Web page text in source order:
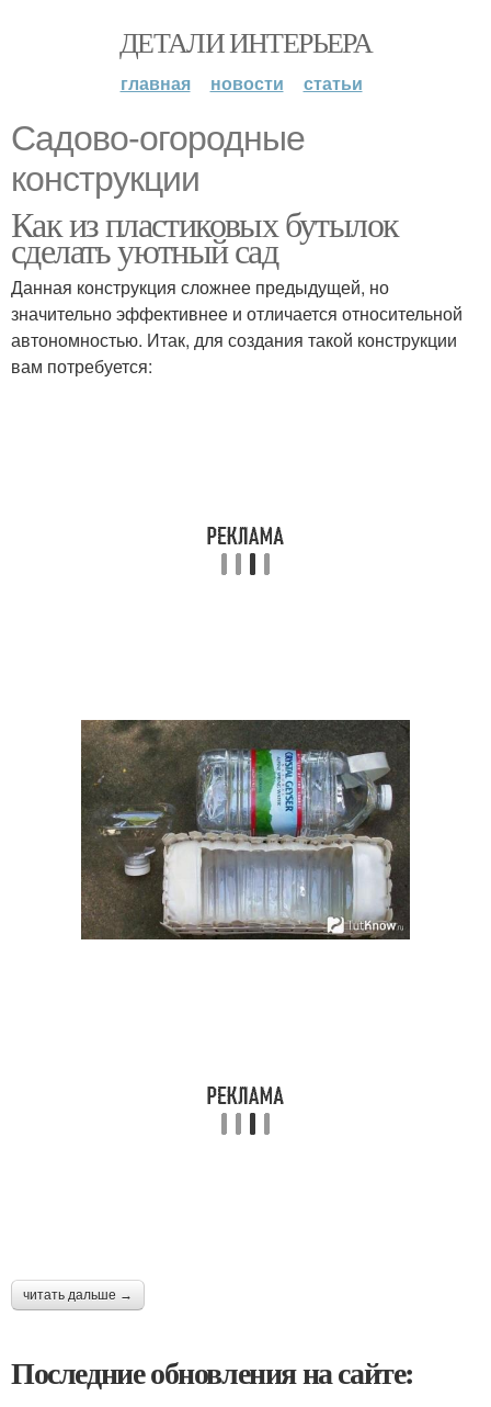
ДЕТАЛИ ИНТЕРЬЕРА
главная новости статьи
Садово-огородные
конструкции
Как из пластиковых бутылок
сделать уютный сад
Данная конструкция сложнее предыдущей, но
значительно эффективнее и отличается относительной
автономностью. Итак, для создания такой конструкции
вам потребуется:
читать дальше →
Последние обновления на сайте: